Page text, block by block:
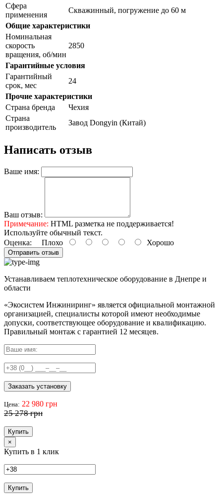
Сфера
применения
Скважинный, погружение до 60 м
Общие характеристики
Номинальная
скорость
вращения, об/мин
2850
Гарантийные условия
Гарантийный
срок, мес
24
Прочие характеристики
Страна бренда
Чехия
Страна
производитель
Завод Dongyin (Китай)
Написать отзыв
Ваше имя:
Ваш отзыв:
Примечание: HTML разметка не поддерживается!
Используйте обычный текст.
Оценка: Плохо Хорошо
Отправить отзыв
Устанавливаем теплотехническое оборудование в Днепре и
области
«Экосистем Инжиниринг» является официальной монтажной
организацией, специалисты которой имеют необходимые
допуски, соответствующее оборудование и квалификацию.
Правильный монтаж с гарантией 12 месяцев.
Заказать установку
Цена: 22 980 грн
25 278 грн
Купить
×
Купить в 1 клик
Купить